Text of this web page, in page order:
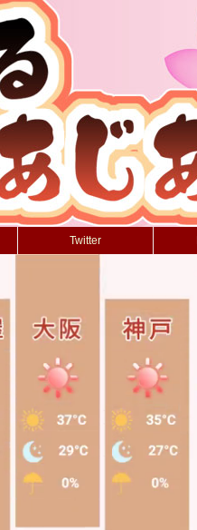
Twitter